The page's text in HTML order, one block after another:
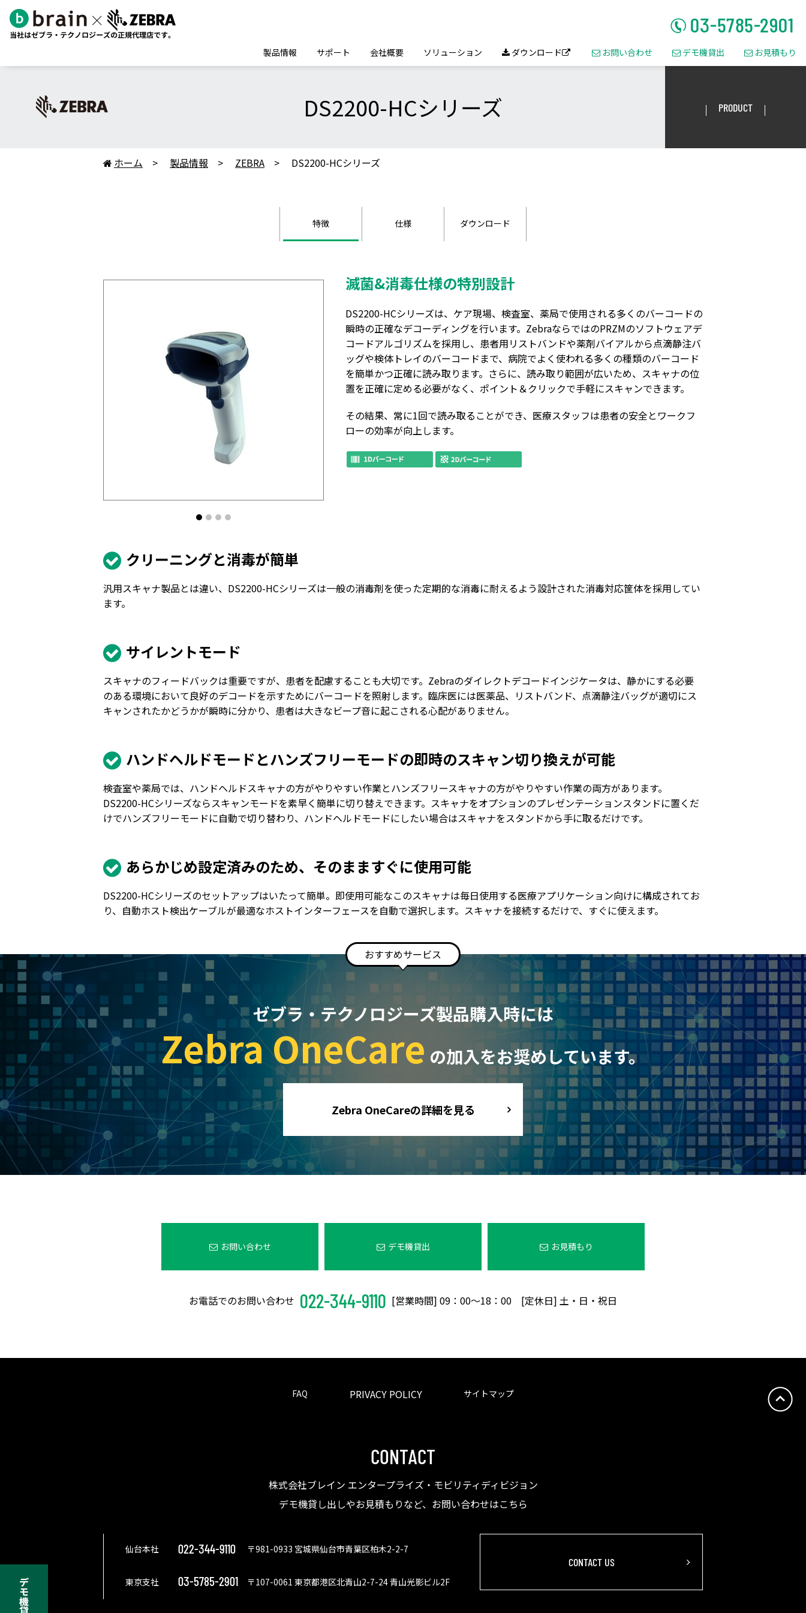
製品情報 サポート 会社概要 ソリューション  ダウンロード  お問い合わせ  デモ機貸出  お見積もり
DS2200-HCシリーズ PRODUCT
 ホーム 製品情報 ZEBRA DS2200-HCシリーズ
特徴 仕様 ダウンロード
滅菌&消毒仕様の特別設計
DS2200-HCシリーズは、ケア現場、検査室、薬局で使用される多くのバーコードの
瞬時の正確なデコーディングを行います。ZebraならではのPRZMのソフトウェアデ
コードアルゴリズムを採用し、患者用リストバンドや薬剤バイアルから点滴静注バ
ッグや検体トレイのバーコードまで、病院でよく使われる多くの種類のバーコード
を簡単かつ正確に読み取ります。さらに、読み取り範囲が広いため、スキャナの位
置を正確に定める必要がなく、ポイント＆クリックで手軽にスキャンできます。
その結果、常に1回で読み取ることができ、医療スタッフは患者の安全とワークフ
ローの効率が向上します。
クリーニングと消毒が簡単
汎用スキャナ製品とは違い、DS2200-HCシリーズは一般の消毒剤を使った定期的な消毒に耐えるよう設計された消毒対応筐体を採用してい
ます。
サイレントモード
スキャナのフィードバックは重要ですが、患者を配慮することも大切です。Zebraのダイレクトデコードインジケータは、静かにする必要
のある環境において良好のデコードを示すためにバーコードを照射します。臨床医には医薬品、リストバンド、点滴静注バッグが適切にス
キャンされたかどうかが瞬時に分かり、患者は大きなビープ音に起こされる心配がありません。
ハンドヘルドモードとハンズフリーモードの即時のスキャン切り換えが可能
検査室や薬局では、ハンドヘルドスキャナの方がやりやすい作業とハンズフリースキャナの方がやりやすい作業の両方があります。
DS2200-HCシリーズならスキャンモードを素早く簡単に切り替えできます。スキャナをオプションのプレゼンテーションスタンドに置くだ
けでハンズフリーモードに自動で切り替わり、ハンドヘルドモードにしたい場合はスキャナをスタンドから手に取るだけです。
あらかじめ設定済みのため、そのまますぐに使用可能
DS2200-HCシリーズのセットアップはいたって簡単。即使用可能なこのスキャナは毎日使用する医療アプリケーション向けに構成されてお
り、自動ホスト検出ケーブルが最適なホストインターフェースを自動で選択します。スキャナを接続するだけで、すぐに使えます。
おすすめサービス
ゼブラ・テクノロジーズ製品購入時には
Zebra OneCare の加入をお奨めしています。
Zebra OneCareの詳細を見る
お問い合わせ デモ機貸出 お見積もり
お電話でのお問い合わせ 022-344-9110 [営業時間] 09：00〜18：00 [定休日] 土・日・祝日
FAQ PRIVACY POLICY サイトマップ
CONTACT
株式会社ブレイン エンタープライズ・モビリティディビジョン
デモ機貸し出しやお見積もりなど、お問い合わせはこちら
仙台本社 022-344-9110 〒981-0933 宮城県仙台市青葉区柏木2-2-7
東京支社 03-5785-2901 〒107-0061 東京都港区北青山2-7-24 青山光影ビル2F
CONTACT US